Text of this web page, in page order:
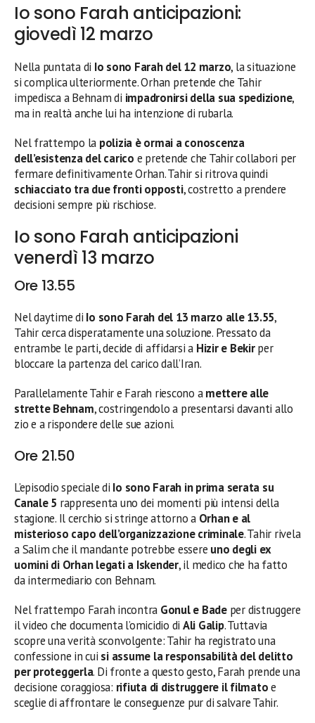
Io sono Farah anticipazioni:
giovedì 12 marzo
Nella puntata di Io sono Farah del 12 marzo, la situazione
si complica ulteriormente. Orhan pretende che Tahir
impedisca a Behnam di impadronirsi della sua spedizione,
ma in realtà anche lui ha intenzione di rubarla.
Nel frattempo la polizia è ormai a conoscenza
dell’esistenza del carico e pretende che Tahir collabori per
fermare definitivamente Orhan. Tahir si ritrova quindi
schiacciato tra due fronti opposti, costretto a prendere
decisioni sempre più rischiose.
Io sono Farah anticipazioni
venerdì 13 marzo
Ore 13.55
Nel daytime di Io sono Farah del 13 marzo alle 13.55,
Tahir cerca disperatamente una soluzione. Pressato da
entrambe le parti, decide di affidarsi a Hizir e Bekirper
bloccare la partenza del carico dall’Iran.
Parallelamente Tahir e Farah riescono amettere alle
strette Behnam, costringendolo a presentarsi davanti allo
zio e a rispondere delle sue azioni.
Ore 21.50
L’episodio speciale di Io sono Farah in prima serata su
Canale 5 rappresenta uno dei momenti più intensi della
stagione. Il cerchio si stringe attorno a Orhan e al
misterioso capo dell’organizzazione criminale. Tahir rivela
a Salim che il mandante potrebbe essere uno degli ex
uomini di Orhan legati a Iskender, il medico che ha fatto
da intermediario con Behnam.
Nel frattempo Farah incontra Gonul e Badeper distruggere
il video che documenta l’omicidio di Ali Galip. Tuttavia
scopre una verità sconvolgente: Tahir ha registrato una
confessione in cui si assume la responsabilità del delitto
per proteggerla. Di fronte a questo gesto, Farah prende una
decisione coraggiosa: rifiuta di distruggere il filmatoe
sceglie di affrontare le conseguenze pur di salvare Tahir.